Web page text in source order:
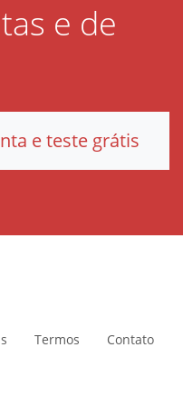
e de
e teste grátis
Termos Contato